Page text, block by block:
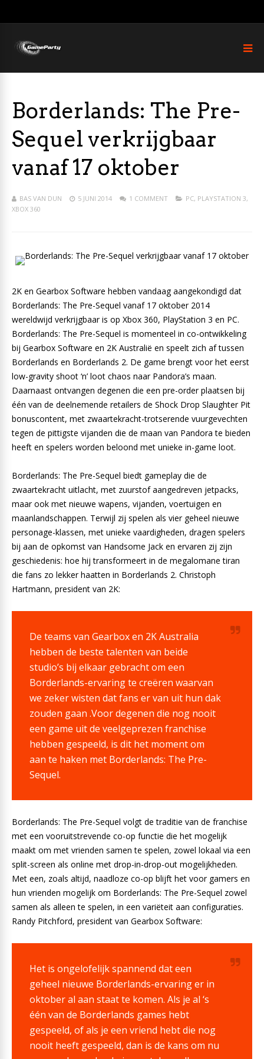
Borderlands: The Pre-
Sequel verkrijgbaar
vanaf 17 oktober
BAS VAN DUN 5 JUNI 2014 1 COMMENT PC, PLAYSTATION 3,
XBOX 360
2K en Gearbox Software hebben vandaag aangekondigd dat
Borderlands: The Pre-Sequel vanaf 17 oktober 2014
wereldwijd verkrijgbaar is op Xbox 360, PlayStation 3 en PC.
Borderlands: The Pre-Sequel is momenteel in co-ontwikkeling
bij Gearbox Software en 2K Australië en speelt zich af tussen
Borderlands en Borderlands 2. De game brengt voor het eerst
low-gravity shoot ‘n’ loot chaos naar Pandora’s maan.
Daarnaast ontvangen degenen die een pre-order plaatsen bij
één van de deelnemende retailers de Shock Drop Slaughter Pit
bonuscontent, met zwaartekracht-trotserende vuurgevechten
tegen de pittigste vijanden die de maan van Pandora te bieden
heeft en spelers worden beloond met unieke in-game loot.
Borderlands: The Pre-Sequel biedt gameplay die de
zwaartekracht uitlacht, met zuurstof aangedreven jetpacks,
maar ook met nieuwe wapens, vijanden, voertuigen en
maanlandschappen. Terwijl zij spelen als vier geheel nieuwe
personage-klassen, met unieke vaardigheden, dragen spelers
bij aan de opkomst van Handsome Jack en ervaren zij zijn
geschiedenis: hoe hij transformeert in de megalomane tiran
die fans zo lekker haatten in Borderlands 2. Christoph
Hartmann, president van 2K:
De teams van Gearbox en 2K Australia
hebben de beste talenten van beide
studio’s bij elkaar gebracht om een
Borderlands-ervaring te creëren waarvan
we zeker wisten dat fans er van uit hun dak
zouden gaan .Voor degenen die nog nooit
een game uit de veelgeprezen franchise
hebben gespeeld, is dit het moment om
aan te haken met Borderlands: The Pre-
Sequel.
Borderlands: The Pre-Sequel volgt de traditie van de franchise
met een vooruitstrevende co-op functie die het mogelijk
maakt om met vrienden samen te spelen, zowel lokaal via een
split-screen als online met drop-in-drop-out mogelijkheden.
Met een, zoals altijd, naadloze co-op blijft het voor gamers en
hun vrienden mogelijk om Borderlands: The Pre-Sequel zowel
samen als alleen te spelen, in een variëteit aan configuraties.
Randy Pitchford, president van Gearbox Software:
Het is ongelofelijk spannend dat een
geheel nieuwe Borderlands-ervaring er in
oktober al aan staat te komen. Als je al ‘s
één van de Borderlands games hebt
gespeeld, of als je een vriend hebt die nog
nooit heeft gespeeld, dan is de kans om nu